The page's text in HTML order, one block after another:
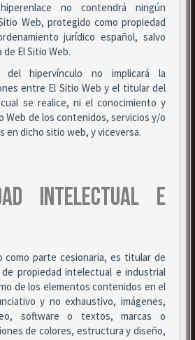
no contendrá ningún
Web, protegido como propiedad
jurídico español, salvo
El Sitio Web.
del hipervínculo no implicará la
entre El Sitio Web y el titular del
se realice, ni el conocimiento y
Web de los contenidos, servicios y/o
en dicho sitio web, y viceversa.
INTELECTUAL E
como parte cesionaria, es titular de
propiedad intelectual e industrial
de los elementos contenidos en el
y no exhaustivo, imágenes,
software o textos, marcas o
de colores, estructura y diseño,